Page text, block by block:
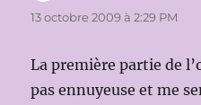
13 octobre 2009 à 2:29 PM
La première partie de
pas ennuyeuse et me